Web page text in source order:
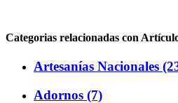
Categorias relacionadas con
Artesanías Nacionales
Adornos (7)